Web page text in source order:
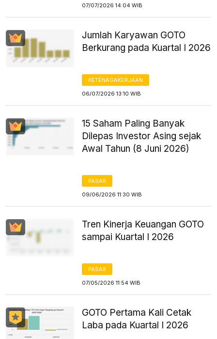
07/07/2026 14:04 WIB
Jumlah Karyawan GOTO
Berkurang pada Kuartal I 2026
KETENAGAKERJAAN
06/07/2026 13:10 WIB
15 Saham Paling Banyak
Dilepas Investor Asing sejak
Awal Tahun (8 Juni 2026)
PASAR
09/06/2026 11:30 WIB
Tren Kinerja Keuangan GOTO
sampai Kuartal I 2026
PASAR
07/05/2026 11:54 WIB
GOTO Pertama Kali Cetak
Laba pada Kuartal I 2026